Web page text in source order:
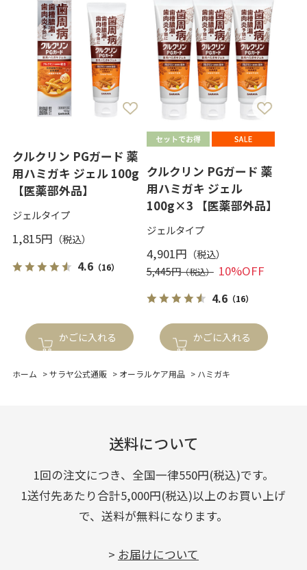
クルクリン PGガード 薬
用ハミガキ ジェル 100g
【医薬部外品】
ジェルタイプ
1,815円
4.6（16）
かごに入れる
クルクリン PGガード 薬
用ハミガキ ジェル
100g×3 【医薬部外品】
ジェルタイプ
4,901円
5,445円
10%OFF
4.6（16）
かごに入れる
ホーム >サラヤ公式通販 > オーラルケア用品 > ハミガキ
送料について
1回の注文につき、全国一律550円(税込)です。
1送付先あたり合計5,000円(税込)以上のお買い上げ
で、送料が無料になります。
> お届けについて